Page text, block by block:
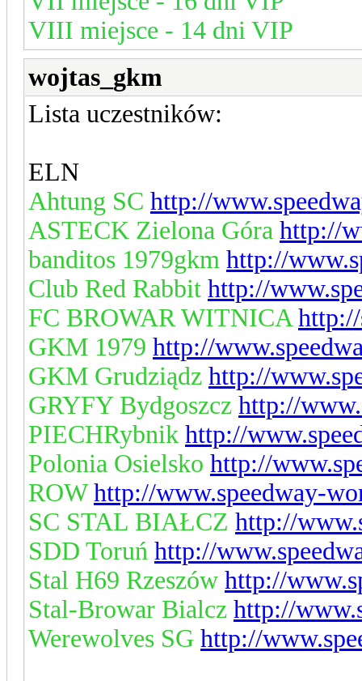
VIII miejsce - 14 dni VIP
wojtas_gkm
Lista uczestników:
ELN
Ahtung SC http://
ASTECK Zielona Góra http://
banditos 1979gkm http://
Club Red Rabbit http://
FC BROWAR WITNICA
GKM 1979 http://
GKM Grudziądz http://
GRYFY Bydgoszcz http://
PIECHRybnik http://
Polonia Osielsko http://
ROWhttp://www.speedway-
SC STAL BIAŁCZ http://
SDD Toruń http://
Stal H69 Rzeszów http://
Stal-Browar Bialcz http://
Werewolves SG http://